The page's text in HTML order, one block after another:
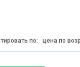
по: цена по